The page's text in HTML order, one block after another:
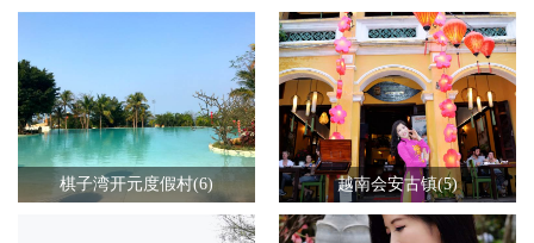
棋子湾开元度假村(6) 越南会安古镇(5)